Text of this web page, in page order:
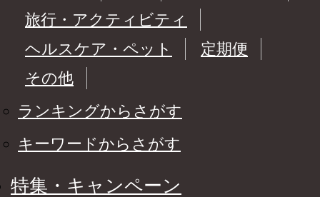
旅行・アクティビティ
ヘルスケア・ペット
定期便
その他
ランキングからさがす
キーワードからさがす
特集・キャンペーン